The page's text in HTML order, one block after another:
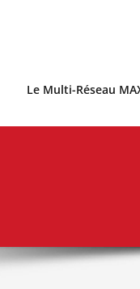
Le Multi-Réseau